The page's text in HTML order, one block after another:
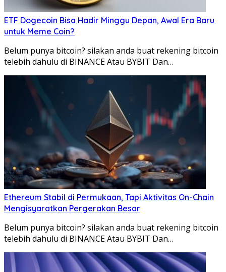
ETF Dogecoin Bisa Hadir Minggu Depan, Awal Era Baru
untuk Meme Coin?
Belum punya bitcoin? silakan anda buat rekening bitcoin
telebih dahulu di BINANCE Atau BYBIT Dan…
Ethereum Stabil di Permukaan, Tapi Aktivitas On-Chain
Mengisyaratkan Pergerakan Besar
Belum punya bitcoin? silakan anda buat rekening bitcoin
telebih dahulu di BINANCE Atau BYBIT Dan…